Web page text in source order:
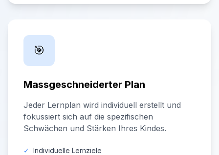
🎯
Massgeschneiderter Plan
Jeder Lernplan wird individuell erstellt und
fokussiert sich auf die spezifischen
Schwächen und Stärken Ihres Kindes.
✓ Individuelle Lernziele